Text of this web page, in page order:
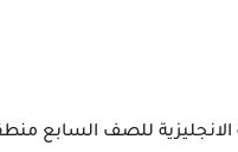
الانجليزية للصف السابع